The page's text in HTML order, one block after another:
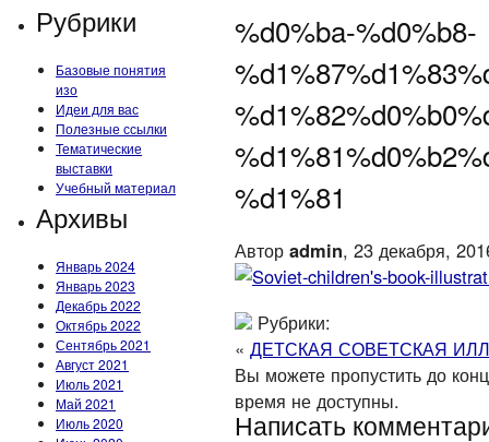
Рубрики
Базовые понятия
изо
Идеи для вас
Полезные ссылки
Тематические
выставки
Учебный материал
Архивы
Январь 2024
Январь 2023
Декабрь 2022
Октябрь 2022
Сентябрь 2021
Август 2021
Июль 2021
Май 2021
Июль 2020
%d0%ba-%d0%b8-
%d1%81
Автор admin, 23 декабря,
Рубрики:
« ДЕТСКАЯ СОВЕТСКАЯ
Вы можете пропустить до
время не доступны.
Написать